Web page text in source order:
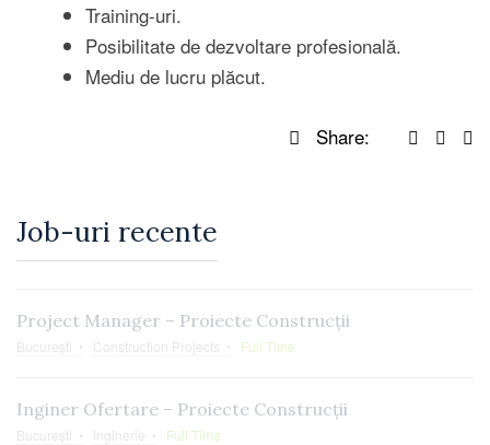
Training-uri.
Posibilitate de dezvoltare profesională.
Mediu de lucru plăcut.
Share:
Job-uri recente
Project Manager – Proiecte Construcții
București Construction Projects Full Time
Inginer Ofertare – Proiecte Construcții
București Inginerie Full Time